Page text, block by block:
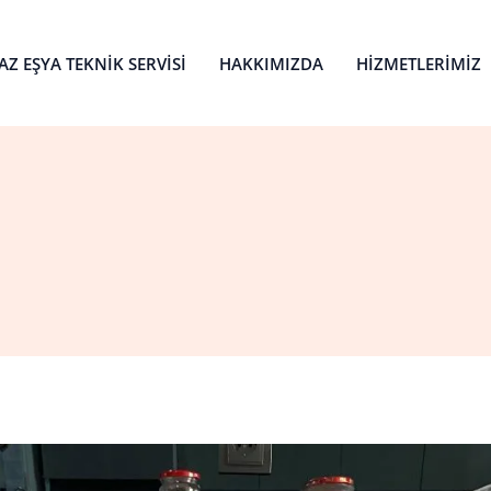
EŞYA TEKNIK SERVISI
HAKKIMIZDA HIZMETLERIMIZ